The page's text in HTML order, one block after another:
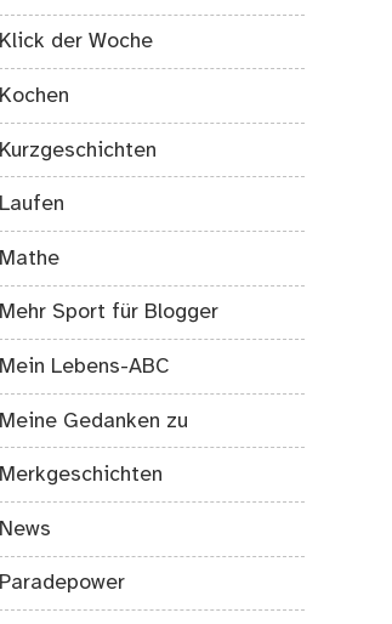
Klick der Woche
Kochen
Kurzgeschichten
Laufen
Mathe
Mehr Sport für Blogger
Mein Lebens-ABC
Meine Gedanken zu
Merkgeschichten
News
Paradepower